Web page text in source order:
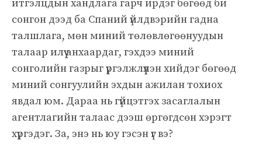
итгэлцдын хандлага гарч ирдэг бөгөөд би
сонгон дээд ба Спаний үйлдвэрийн гадна
талшлага, мөн миний төлөвлөгөөнуудын
талаар илүү анхаардаг, гэхдээ миний
сонголийн газрыг үргэлжлүүлэн хийдэг бөгөөд
миний сонгуулийн эхдын ажилан тохиох
явдал юм. Дараа нь гүйцэтгэх засаглалын
агентлагийн талаас дээш өргөгдсөн хэрэгт
хүргэдэг. За, энэ нь юу гэсэн үг вэ?